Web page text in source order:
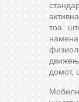
тоа
домот,